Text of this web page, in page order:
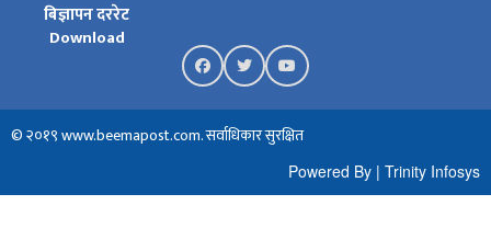
बिज्ञापन दररेट
Download
© २०१९ www.beemapost.com. सर्वाधिकार सुरक्षित
Powered By | Trinity Infosys